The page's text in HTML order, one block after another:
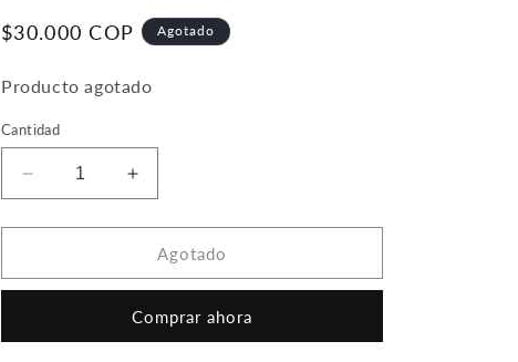
Precio
$30.000 COP Agotado
Producto agotado
Cantidad
Reducir
cantidad
para
Patron
(Foil)
Aumentar
cantidad
para
Rakdos,
Patron
Chaos
(Foil)
Agotado
Comprar ahora